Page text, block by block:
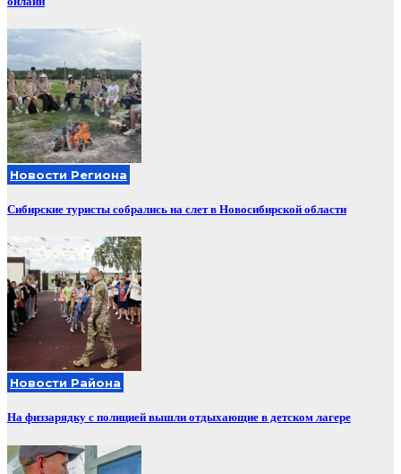
Новости Региона
Сибирские туристы собрались на слет в Новосибирской области
Новости Района
На физзарядку с полицией вышли отдыхающие в детском лагере